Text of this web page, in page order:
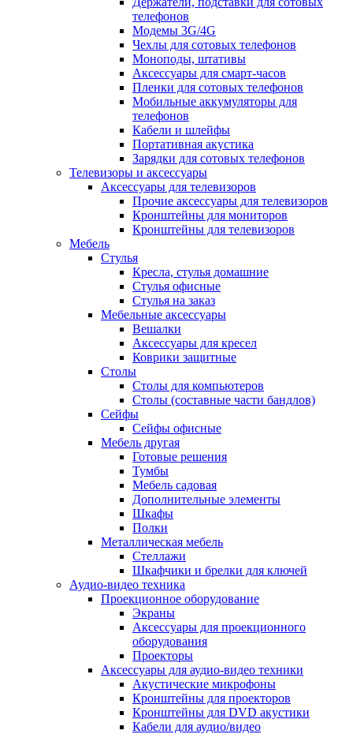
телефонов
Модемы 3G/4G
Чехлы для сотовых телефонов
Моноподы, штативы
Аксессуары для смарт-часов
Пленки для сотовых телефонов
Мобильные аккумуляторы для
телефонов
Кабели и шлейфы
Портативная акустика
Зарядки для сотовых телефонов
Телевизоры и аксессуары
Аксессуары для телевизоров
Прочие аксессуары для телевизоров
Кронштейны для мониторов
Кронштейны для телевизоров
Мебель
Стулья
Кресла, стулья домашние
Стулья офисные
Стулья на заказ
Мебельные аксессуары
Вешалки
Аксессуары для кресел
Коврики защитные
Столы
Столы для компьютеров
Столы (составные части бандлов)
Сейфы
Сейфы офисные
Мебель другая
Готовые решения
Тумбы
Мебель садовая
Дополнительные элементы
Шкафы
Полки
Металлическая мебель
Стеллажи
Шкафчики и брелки для ключей
Аудио-видео техника
Проекционное оборудование
Экраны
Аксессуары для проекционного
оборудования
Проекторы
Аксессуары для аудио-видео техники
Акустические микрофоны
Кронштейны для проекторов
Кронштейны для DVD акустики
Кабели для аудио/видео